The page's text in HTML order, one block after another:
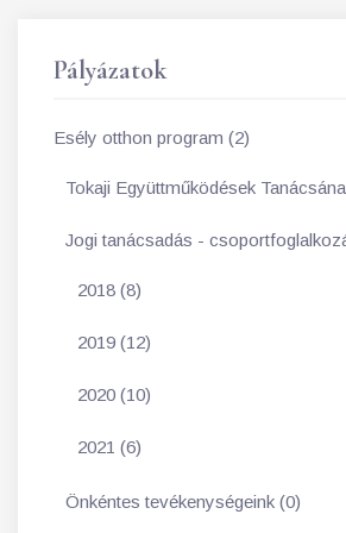
Pályázatok
Esély otthon program (2)
Tokaji Együttműködések
Jogi tanácsadás -
2018 (8)
2019 (12)
2020 (10)
2021 (6)
Önkéntes tevékenységeink (0)